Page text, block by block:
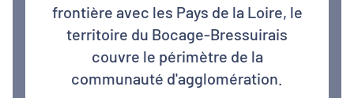
frontière avec les Pays de la Loire, le
territoire du Bocage-Bressuirais
couvre le périmètre de la
communauté d'agglomération.